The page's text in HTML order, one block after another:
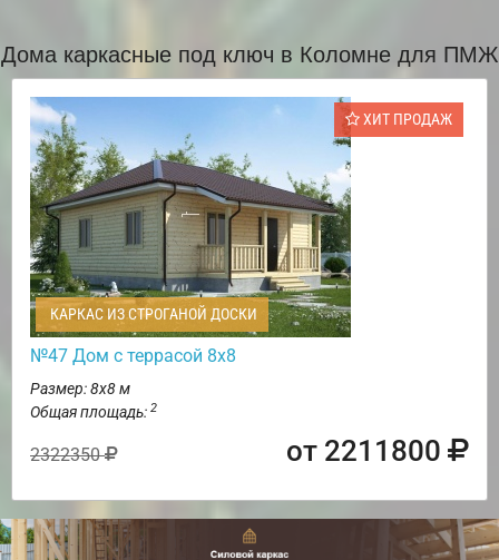
Дома каркасные под ключ в Коломне для ПМЖ
ХИТ ПРОДАЖ
КАРКАС ИЗ СТРОГАНОЙ ДОСКИ
№47 Дом с террасой 8х8
Размер: 8х8 м
Общая площадь: 2
2322350 от 2211800